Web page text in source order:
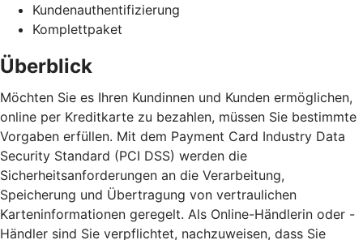
Kundenauthentifizierung
Komplettpaket
Überblick
Möchten Sie es Ihren Kundinnen und Kunden ermöglichen,
online per Kreditkarte zu bezahlen, müssen Sie bestimmte
Vorgaben erfüllen. Mit dem Payment Card Industry Data
Security Standard (PCI DSS) werden die
Sicherheitsanforderungen an die Verarbeitung,
Speicherung und Übertragung von vertraulichen
Karteninformationen geregelt. Als Online-Händlerin oder -
Händler sind Sie verpflichtet, nachzuweisen, dass Sie